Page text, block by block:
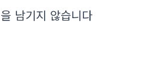
남기지 않습니다